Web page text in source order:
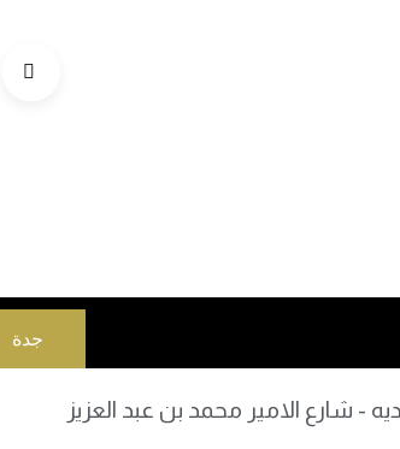
جدة
- شارع الامير محمد بن عبد العزيز